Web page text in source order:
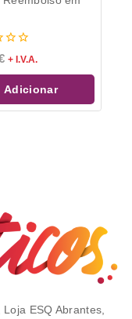
+ I.V.A.
Adicionar
Loja ESQ Abrantes,